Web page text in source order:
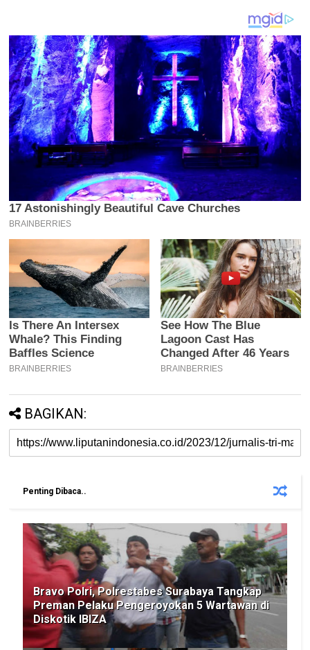
BAGIKAN:
Penting Dibaca..
Bravo Polri, Polrestabes Surabaya Tangkap
Preman Pelaku Pengeroyokan 5 Wartawan di
Diskotik IBIZA